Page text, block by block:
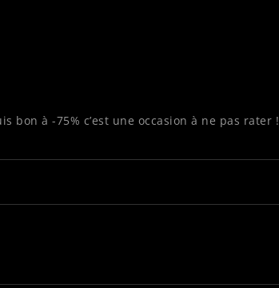
à -75% c’est une occasion à ne pas rater !